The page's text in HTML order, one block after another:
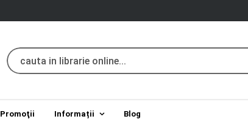
Promoţii Informații Blog